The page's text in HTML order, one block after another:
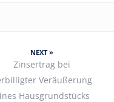
NEXT »
Zinsertrag bei
Veräußerung
Hausgrundstücks